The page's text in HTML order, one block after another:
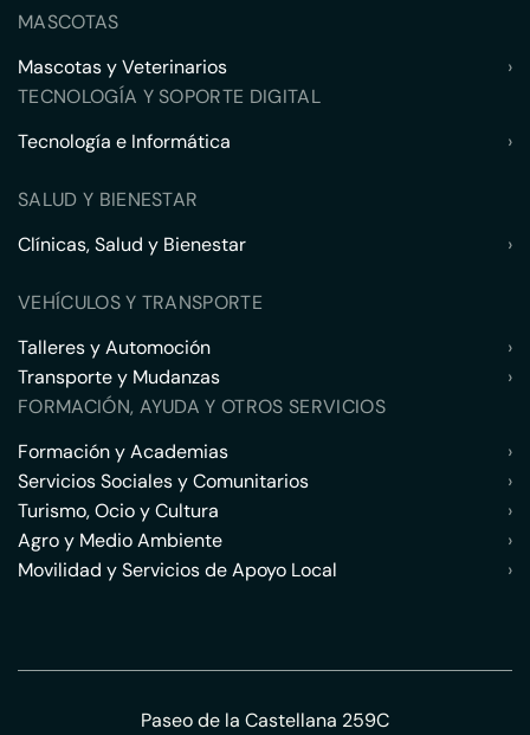
MASCOTAS
Mascotas y Veterinarios
›
TECNOLOGÍA Y SOPORTE DIGITAL
Tecnología e Informática
›
SALUD Y BIENESTAR
Clínicas, Salud y Bienestar
›
VEHÍCULOS Y TRANSPORTE
Talleres y Automoción
›
Transporte y Mudanzas
›
FORMACIÓN, AYUDA Y OTROS SERVICIOS
Formación y Academias
›
Servicios Sociales y Comunitarios
›
Turismo, Ocio y Cultura
›
Agro y Medio Ambiente
›
Movilidad y Servicios de Apoyo Local
›
Paseo de la Castellana 259C